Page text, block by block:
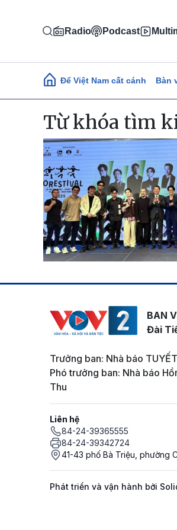
Radio Podcast
Main navigation
Để Việt Nam cất cánh Bàn
Từ khóa tìm
BAN
Đài
Trưởng ban: Nhà báo
Phó trưởng ban: Nhà báo
Thu
Liên hệ
84-24-39365555
84-24-39342724
41-43 phố Bà Triệu, phường
Phát triển và vận hành bởi